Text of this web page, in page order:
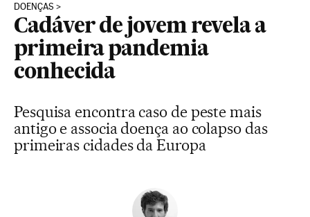
DOENÇAS
Cadáver de jovem revela a
primeira pandemia
conhecida
Pesquisa encontra caso de peste mais
antigo e associa doença ao colapso das
primeiras cidades da Europa